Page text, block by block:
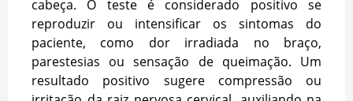
cabeça. O teste é considerado positivo se
reproduzir ou intensificar os sintomas do
paciente, como dor irradiada no braço,
parestesias ou sensação de queimação. Um
resultado positivo sugere compressão ou